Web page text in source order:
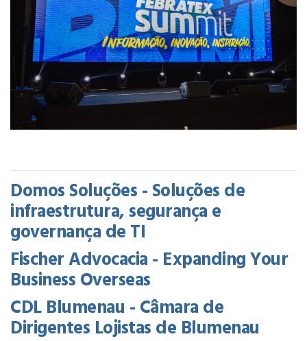
Domos Soluções - Soluções de
infraestrutura, segurança e
governança de TI
Fischer Advocacia - Expanding Your
Business Overseas
CDL Blumenau - Câmara de
Dirigentes Lojistas de Blumenau